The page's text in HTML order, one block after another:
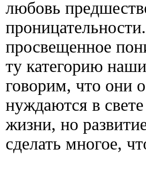
любовь
просвещенное
ту категорию
говорим, что они
нуждаются в
жизни, но
сделать многое,